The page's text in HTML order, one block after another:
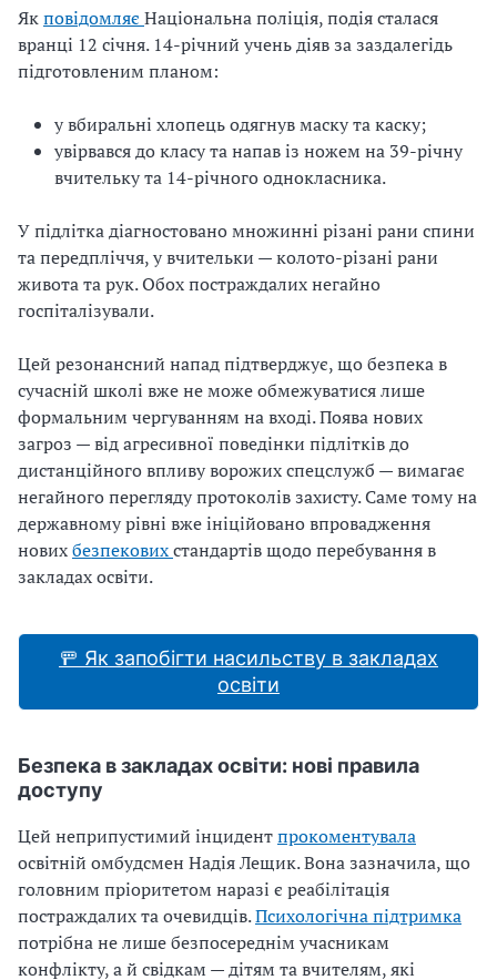
Якповідомляє Національна поліція, подія сталася
вранці 12 січня. 14-річний учень діяв за заздалегідь
підготовленим планом:
у вбиральні хлопець одягнув маску та каску;
увірвався до класу та напав із ножем на 39-річну
вчительку та 14-річного однокласника.
У підлітка діагностовано множинні різані рани спини
та передпліччя, у вчительки — колото-різані рани
живота та рук. Обох постраждалих негайно
госпіталізували.
Цей резонансний напад підтверджує, що безпека в
сучасній школі вже не може обмежуватися лише
формальним чергуванням на вході. Поява нових
загроз — від агресивної поведінки підлітків до
дистанційного впливу ворожих спецслужб — вимагає
негайного перегляду протоколів захисту. Саме тому на
державному рівні вже ініційовано впровадження
новихбезпековихстандартів щодо перебування в
закладах освіти.
🚥 Як запобігти насильству в закладах
освіти
Безпека в закладах освіти: нові правила
доступу
Цей неприпустимий інцидентпрокоментувала
освітній омбудсмен Надія Лещик. Вона зазначила, що
головним пріоритетом наразі є реабілітація
постраждалих та очевидців.Психологічна підтримка
потрібна не лише безпосереднім учасникам
конфлікту, а й свідкам — дітям та вчителям, які